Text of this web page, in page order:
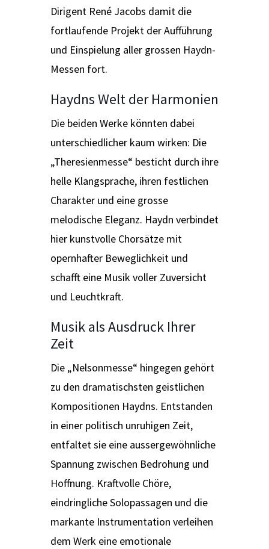
Dirigent René Jacobs damit die
fortlaufende Projekt der Aufführung
und Einspielung aller grossen Haydn-
Messen fort.
Haydns Welt der Harmonien
Die beiden Werke könnten dabei
unterschiedlicher kaum wirken: Die
„Theresienmesse“ besticht durch ihre
helle Klangsprache, ihren festlichen
Charakter und eine grosse
melodische Eleganz. Haydn verbindet
hier kunstvolle Chorsätze mit
opernhafter Beweglichkeit und
schafft eine Musik voller Zuversicht
und Leuchtkraft.
Musik als Ausdruck Ihrer
Zeit
Die „Nelsonmesse“ hingegen gehört
zu den dramatischsten geistlichen
Kompositionen Haydns. Entstanden
in einer politisch unruhigen Zeit,
entfaltet sie eine aussergewöhnliche
Spannung zwischen Bedrohung und
Hoffnung. Kraftvolle Chöre,
eindringliche Solopassagen und die
markante Instrumentation verleihen
dem Werk eine emotionale